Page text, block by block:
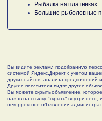
Рыбалка на платниках
Большие рыболовные
Вы видите рекламу, подобранную
системой Яндекс.Директ с учетом
других сайтов, анализа предпочтений
Другие посетители видят другие
Вы можете скрыть объявление,
нажав на ссылку "скрыть" внутри него,
некорректное объявление